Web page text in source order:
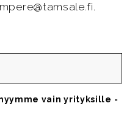
vain yrityksille -